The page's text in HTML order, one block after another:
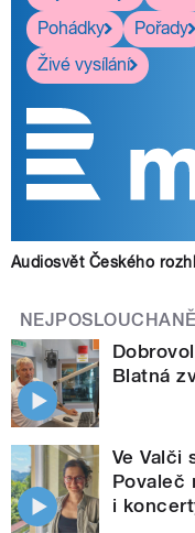
Pohádky
Pořady
Živé vysílání
Audiosvět Českého
Blatná
Ve Valči
Povaleč
i